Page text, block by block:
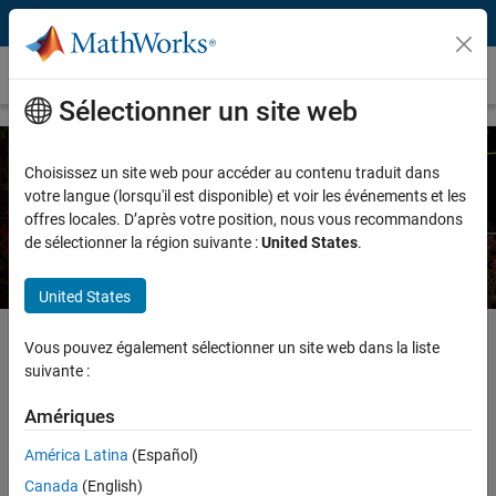
Passer au contenu
Segmentation d'image
La segmentation d’images
La segmentation d’images est une technique couramment utilisée
plusieurs parties ou régions, souvent en fonction des caractéristiques
des pixels de l'image. La segmentation d’images peut impliquer de
Sélectionner un site web
Choisissez un site web pour accéder au contenu traduit dans
votre langue (lorsqu'il est disponible) et voir les événements et les
offres locales. D’après votre position, nous vous recommandons
de sélectionner la région suivante :United States.
United States
Vous pouvez également sélectionner un site web dans la liste
suivante :
Amériques
América Latina (Español)
Canada (English)